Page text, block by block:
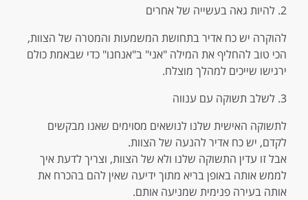
2. להיות גאה בעשייה של אחרים
להוקרה יש כח אדיר בתחושת המשמעות והמטרה של הצוות,
הכי טוב להחליף את המילה "אני" ב"אנחנו" כדי שבאמת כולם
ירגישו שייכים למהלך מוצלח.
3. לשלב תשוקה עם ענווה
לתשוקה האישית שלנו לנושאים מסוימים שאנו מבקשים
לקדם, יש כח אדיר להנעה של הצוות.
אבל זו עדין התשוקה שלנו ולא של הצוות, וצריך לדעת איך
לממש אותה באופן בריא מתוך ידיעה שאין להם בהכרח את
אותה בעירה פנימית שמניעה אותם.